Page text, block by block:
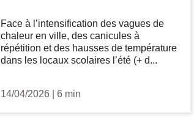
Face à l’intensification des vagues de
chaleur en ville, des canicules à
répétition et des hausses de température
dans les locaux scolaires l’été (+ d...
14/04/2026 6 min